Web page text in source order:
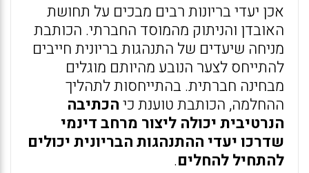
אכן יעדי בריונות רבים מבכים על תחושת
האובדן והניתוק מהמוסד החברתי. הכותבת
מניחה שיעדים של התנהגות בריונית חייבים
להתייחס לצער הנובע מהיותם מוגלים
מבחינה חברתית. בהתייחסות לתהליך
ההחלמה, הכותבת טוענת כיהכתיבה
הנרטיבית יכולה ליצור מרחב דינמי
שדרכו יעדי ההתנהגות הבריונית יכולים
להתחיל להחלים.